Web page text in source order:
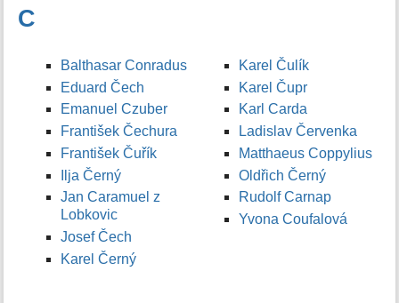
C
Balthasar Conradus
Eduard Čech
Emanuel Czuber
František Čechura
František Čuřík
Ilja Černý
Jan Caramuel z
Lobkovic
Josef Čech
Karel Černý
Karel Čulík
Karel Čupr
Karl Carda
Ladislav Červenka
Matthaeus Coppylius
Oldřich Černý
Rudolf Carnap
Yvona Coufalová